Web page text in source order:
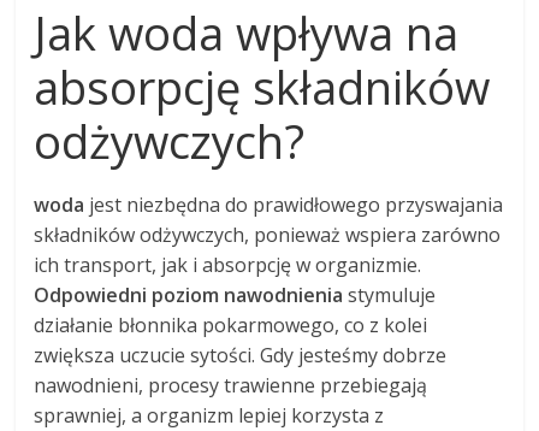
Jak woda wpływa na
absorpcję składników
odżywczych?
woda jest niezbędna do prawidłowego przyswajania
składników odżywczych, ponieważ wspiera zarówno
ich transport, jak i absorpcję w organizmie.
Odpowiedni poziom nawodnienia stymuluje
działanie błonnika pokarmowego, co z kolei
zwiększa uczucie sytości. Gdy jesteśmy dobrze
nawodnieni, procesy trawienne przebiegają
sprawniej, a organizm lepiej korzysta z